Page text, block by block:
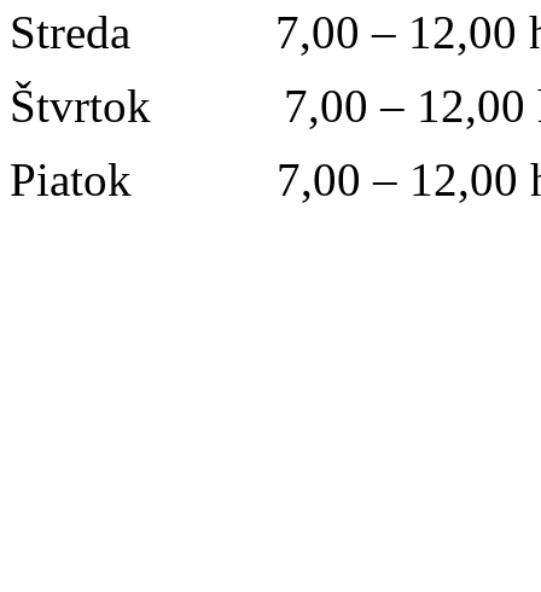
Streda 7,00 – 12,00
Štvrtok 7,00 – 12,00
Piatok 7,00 – 12,00